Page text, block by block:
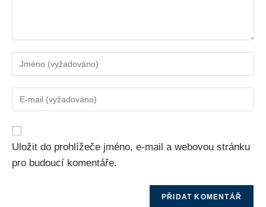
Uložit do prohlížeče jméno, e-mail a webovou stránku
pro budoucí komentáře.